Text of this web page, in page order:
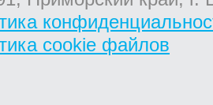
cookie файлов